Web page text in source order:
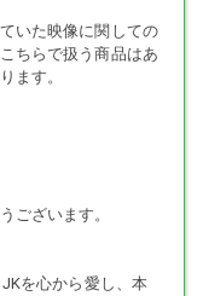
保護しその権利を擁護
とからポルノではない
ろ（ぎゃくたい）など
利として、触りたい、
いた映像に関しての
ちらで扱う商品はあ
ます。
ございます。
を心から愛し、本